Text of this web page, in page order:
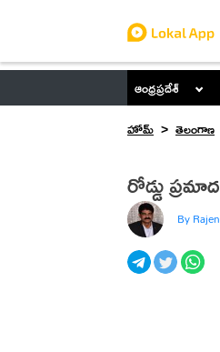
ఆంధ్రప్రదేశ్
హోమ్
తెలంగాణ
రోడ్డు
By